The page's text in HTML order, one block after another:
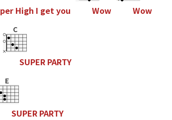
per High I getyou Wow Wow
C
SUPER PARTY
E
SUPER PARTY